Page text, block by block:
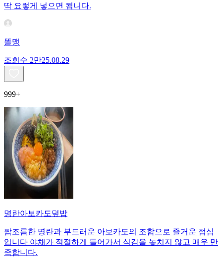
딱 요렇게 넣으면 됩니다.
똘맹
조회수 2만25.08.29
999+
명란아보카도덮밥
짭조름한 명란과 부드러운 아보카도의 조합으로 즐거운 점심
입니다 야채가 적절하게 들어가서 식감을 놓치지 않고 매우 만
족합니다.